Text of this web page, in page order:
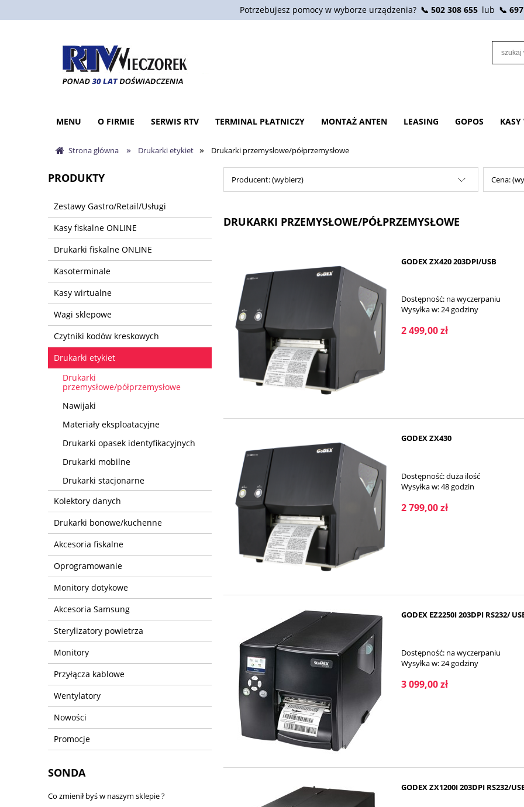
Potrzebujesz pomocy w wyborze urządzenia? 📞 502 308 655 lub 📞
MENU O FIRMIE SERWIS RTV TERMINAL PŁATNICZY MONTAŻ ANTEN LEASING GOPOS
Strona główna » Drukarki etykiet » Drukarki przemysłowe/półprzemysłowe
PRODUKTY
Zestawy Gastro/Retail/Usługi
Kasy fiskalne ONLINE
Drukarki fiskalne ONLINE
Kasoterminale
Kasy wirtualne
Wagi sklepowe
Czytniki kodów kreskowych
Drukarki etykiet
Drukarki
przemysłowe/półprzemysłowe
Nawijaki
Materiały eksploatacyjne
Drukarki opasek identyfikacyjnych
Drukarki mobilne
Drukarki stacjonarne
Kolektory danych
Drukarki bonowe/kuchenne
Akcesoria fiskalne
Oprogramowanie
Monitory dotykowe
Akcesoria Samsung
Sterylizatory powietrza
Monitory
Przyłącza kablowe
Wentylatory
Nowości
Promocje
SONDA
Co zmienił byś w naszym sklepie ?
Producent: (wybierz) Cena:
DRUKARKI PRZEMYSŁOWE/PÓŁPRZEMYSŁOWE
GODEX ZX420 203DPI/USB
Dostępność: na wyczerpaniu
Wysyłka w:24 godziny
2 499,00 zł
GODEX ZX430
Dostępność:duża ilość
Wysyłka w:48 godzin
2 799,00 zł
GODEX EZ2250I 203DPI RS232/
Dostępność: na wyczerpaniu
Wysyłka w:24 godziny
3 099,00 zł
GODEX ZX1200I 203DPI RS232/